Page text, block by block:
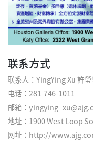
联系方式
联系人：YingYing Xu 許
电话：281-746-1011
邮箱：
地址：1900 West Loop
网址： http://